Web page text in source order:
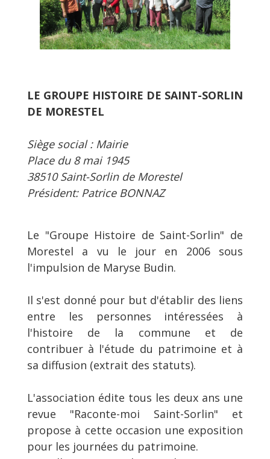
LE GROUPE HISTOIRE DE SAINT-SORLIN
DE MORESTEL
Siège social : Mairie
Place du 8 mai 1945
38510 Saint-Sorlin de Morestel
Président: Patrice BONNAZ
Le "Groupe Histoire de Saint-Sorlin" de
Morestel a vu le jour en 2006 sous
l'impulsion de Maryse Budin.
Il s'est donné pour but d'établir des liens
entre les personnes intéressées à
l'histoire de la commune et de
contribuer à l'étude du patrimoine et à
sa diffusion (extrait des statuts).
L'association édite tous les deux ans une
revue "Raconte-moi Saint-Sorlin" et
propose à cette occasion une exposition
pour les journées du patrimoine.